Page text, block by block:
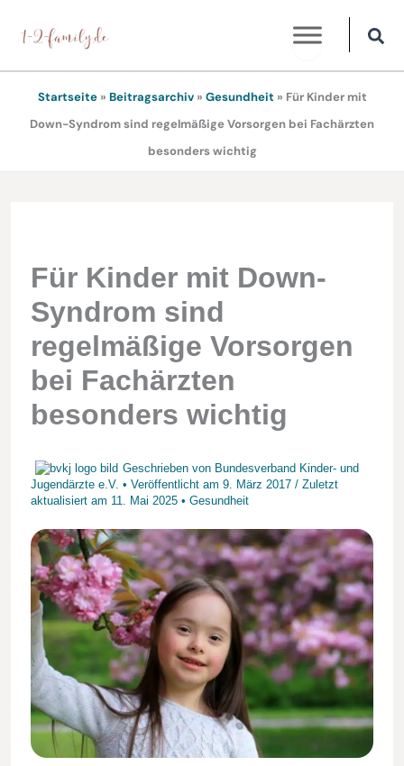
Inhalt
springen
Startseite» Beitragsarchiv» Gesundheit » Für Kinder mit
Down-Syndrom sind regelmäßige Vorsorgen bei Fachärzten
besonders wichtig
Für Kinder mit Down-
Syndrom sind
regelmäßige Vorsorgen
bei Fachärzten
besonders wichtig
Geschrieben von Bundesverband Kinder- und
Jugendärzte e.V. • Veröffentlicht am 9. März 2017 / Zuletzt
aktualisiert am 11. Mai 2025• Gesundheit